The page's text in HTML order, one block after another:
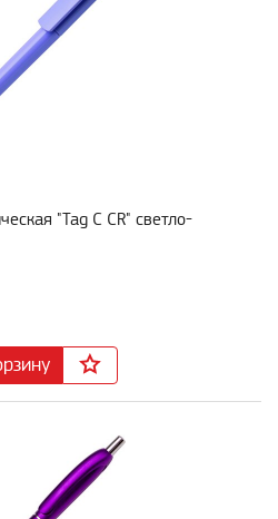
"Tag C CR" светло-